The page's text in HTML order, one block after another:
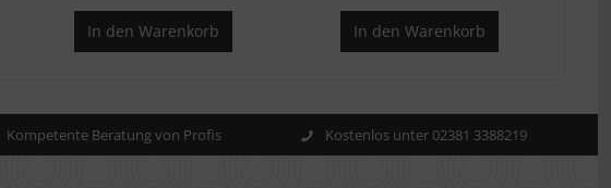
In den Warenkorb In den Warenkorb
Kompetente Beratung von Profis Kostenlos unter 02381 3388219